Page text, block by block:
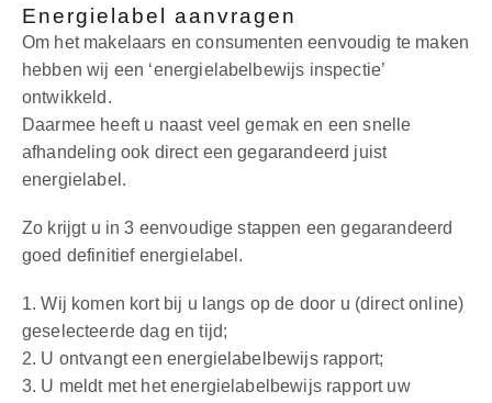
Energielabel aanvragen
Om het makelaars en consumenten eenvoudig te maken
hebben wij een ‘energielabelbewijs inspectie’
ontwikkeld.
Daarmee heeft u naast veel gemak en een snelle
afhandeling ook direct een gegarandeerd juist
energielabel.
Zo krijgt u in 3 eenvoudige stappen een gegarandeerd
goed definitief energielabel.
1. Wij komen kort bij u langs op de door u (direct online)
geselecteerde dag en tijd;
2. U ontvangt een energielabelbewijs rapport;
3. U meldt met het energielabelbewijs rapport uw